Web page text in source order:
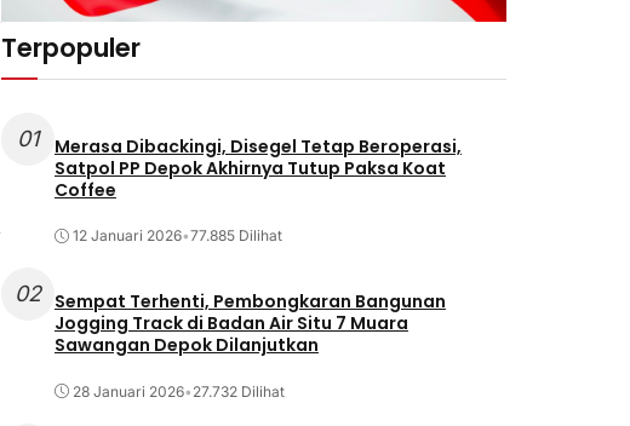
Terpopuler
01
Merasa Dibackingi, Disegel Tetap Beroperasi,
Satpol PP Depok Akhirnya Tutup Paksa Koat
Coffee
12 Januari 2026•77.885 Dilihat
02
Sempat Terhenti, Pembongkaran Bangunan
Jogging Track di Badan Air Situ 7 Muara
Sawangan Depok Dilanjutkan
28 Januari 2026• 27.732 Dilihat